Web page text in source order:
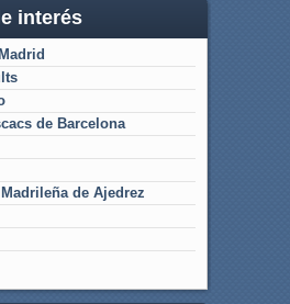
interés
de Barcelona
de Ajedrez